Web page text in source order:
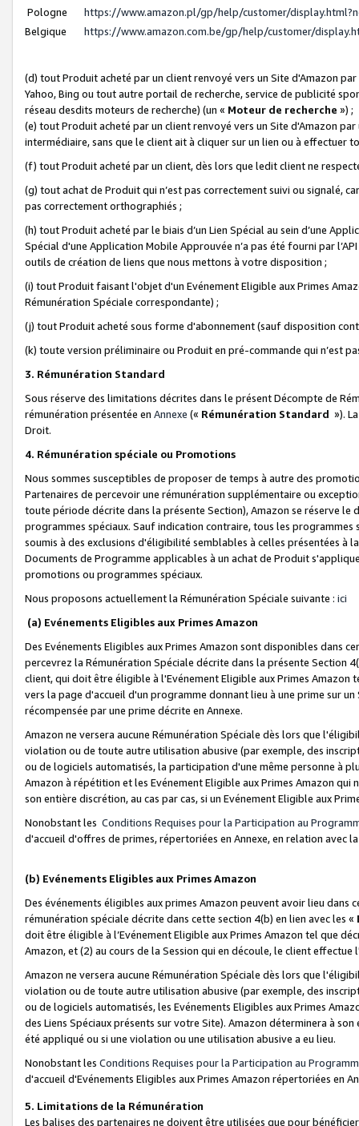
Pologne
https://www.amazon.pl/gp/help/customer/
Belgique
https://www.amazon.com.be/gp/help/customer/
(d) tout Produit acheté par un client renvoyé vers un Site d'Amazon
Yahoo, Bing ou tout autre portail de recherche, service de publicité
réseau desdits moteurs de recherche) (un « Moteur de recherche ») ;
(e) tout Produit acheté par un client renvoyé vers un Site d'Amazon
intermédiaire, sans que le client ait à cliquer sur un lien ou à
(f) tout Produit acheté par un client, dès lors que ledit client ne
(g) tout achat de Produit qui n’est pas correctement suivi ou signalé,
pas correctement orthographiés ;
(h) tout Produit acheté par le biais d’un Lien Spécial au sein d’une
Spécial d'une Application Mobile Approuvée n’a pas été fourni par
outils de création de liens que nous mettons à votre disposition ;
(i) tout Produit faisant l'objet d'un Evénement Eligible aux Primes
Rémunération Spéciale correspondante) ;
(j) tout Produit acheté sous forme d'abonnement (sauf disposition
(k) toute version préliminaire ou Produit en pré-commande qui n’est
3. Rémunération Standard
Sous réserve des limitations décrites dans le présent Décompte de
rémunération présentée en Annexe (« Rémunération Standard »).
Droit.
4. Rémunération spéciale ou Promotions
Nous sommes susceptibles de proposer de temps à autre des
Partenaires de percevoir une rémunération supplémentaire ou
toute période décrite dans la présente Section), Amazon se réserve
programmes spéciaux. Sauf indication contraire, tous les
soumis à des exclusions d'éligibilité semblables à celles présentées à
Documents de Programme applicables à un achat de Produit
promotions ou programmes spéciaux.
Nous proposons actuellement la Rémunération Spéciale suivante : ici
(a) Evénements Eligibles aux Primes Amazon
Des Evénements Eligibles aux Primes Amazon sont disponibles dans
percevrez la Rémunération Spéciale décrite dans la présente Section
client, qui doit être éligible à l'Evénement Eligible aux Primes Amazon
vers la page d'accueil d'un programme donnant lieu à une prime sur
récompensée par une prime décrite en Annexe.
Amazon ne versera aucune Rémunération Spéciale dès lors que
violation ou de toute autre utilisation abusive (par exemple, des
ou de logiciels automatisés, la participation d'une même personne à
Amazon à répétition et les Evénement Eligible aux Primes Amazon qui
son entière discrétion, au cas par cas, si un Evénement Eligible aux
Nonobstant les Conditions Requises pour la Participation au
d'accueil d'offres de primes, répertoriées en Annexe, en relation avec
(b) Evénements Eligibles aux Primes Amazon
Des événements éligibles aux primes Amazon peuvent avoir lieu dans
rémunération spéciale décrite dans cette section 4(b) en lien avec les «
doit être éligible à l’Evénement Eligible aux Primes Amazon tel que
Amazon, et (2) au cours de la Session qui en découle, le client
Amazon ne versera aucune Rémunération Spéciale dès lors que
violation ou de toute autre utilisation abusive (par exemple, des
ou de logiciels automatisés, les Evénements Eligibles aux Primes
des Liens Spéciaux présents sur votre Site). Amazon déterminera à
été appliqué ou si une violation ou une utilisation abusive a eu lieu.
Nonobstant les Conditions Requises pour la Participation au
d'accueil d'Evénements Eligibles aux Primes Amazon répertoriées en
5. Limitations de la Rémunération
Les balises des partenaires ne doivent être utilisées que pour